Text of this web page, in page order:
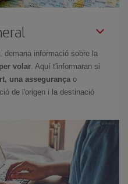
demana informació sobre la
volar. Aquí t'informaran si
una assegurança o
de l'origen i la destinació